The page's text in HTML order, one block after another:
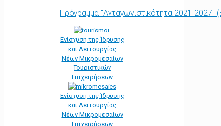
Πρόγραμμα "Ανταγωνιστικότητα 2021-
Ενίσχυση της Ίδρυσης
και Λειτουργίας
Νέων Μικρομεσαίων
Τουριστικών
Επιχειρήσεων
Ενίσχυση της Ίδρυσης
και Λειτουργίας
Νέων Μικρομεσαίων
Επιχειρήσεων